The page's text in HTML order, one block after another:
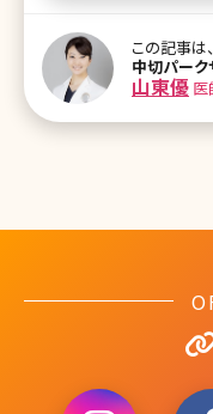
ダウンタイムが少なく、
か改善しなかった肝斑や
術です。ここではレーザ
す。 【監修医師からのワ
素沈着など肌の様々な
この記事は、
中切パーク
山東優 医